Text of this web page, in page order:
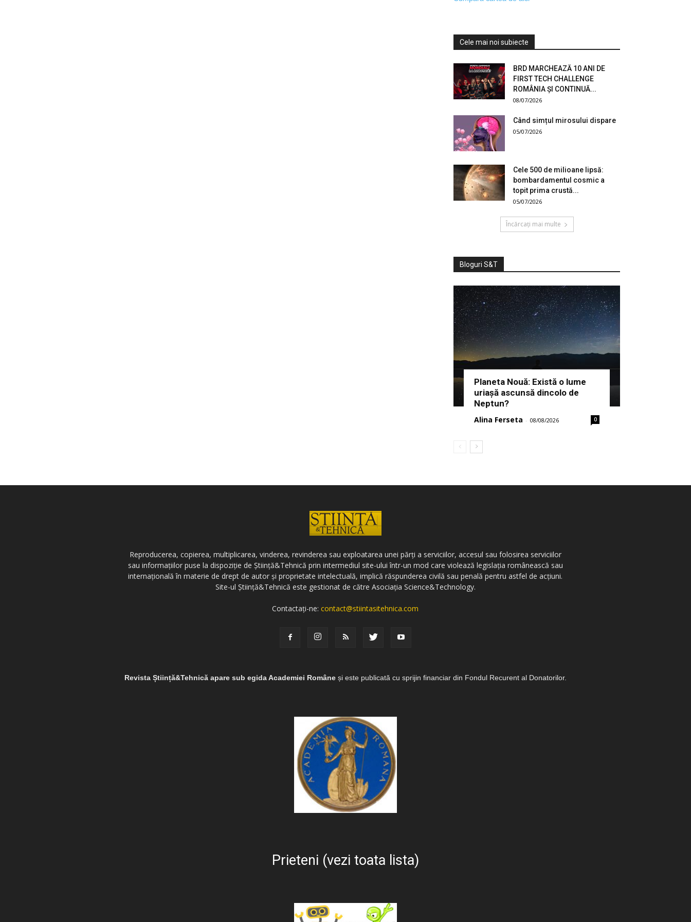
Cele mai noi subiecte
BRD MARCHEAZĂ 10 ANI DE
FIRST TECH CHALLENGE
ROMÂNIA ȘI CONTINUĂ...
08/07/2026
Când simțul mirosului dispare
05/07/2026
Cele 500 de milioane lipsă:
bombardamentul cosmic a
topit prima crustă...
05/07/2026
Încărcați mai multe
Bloguri S&T
Planeta Nouă: Există o lume
uriașă ascunsă dincolo de
Neptun?
Alina Ferseta - 08/08/2026 0
Reproducerea, copierea, multiplicarea, vinderea, revinderea sau exploatarea unei părți a serviciilor, accesul sau folosirea serviciilor
sau informațiilor puse la dispoziție de Știință&Tehnică prin intermediul site-ului într-un mod care violează legislația românească sau
internațională în materie de drept de autor și proprietate intelectuală, implică răspunderea civilă sau penală pentru astfel de acțiuni.
Site-ul Știință&Tehnică este gestionat de către Asociația Science&Technology.
Contactați-ne:contact@stiintasitehnica.com
Revista Știință&Tehnică apare sub egida Academiei Române și este publicată cu sprijin financiar din Fondul Recurent al Donatorilor.
Prieteni (vezi toata lista)